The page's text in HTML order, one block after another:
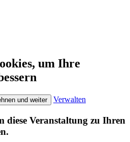
um Ihre
und weiter Verwalten
diese Veranstaltung zu Ihren